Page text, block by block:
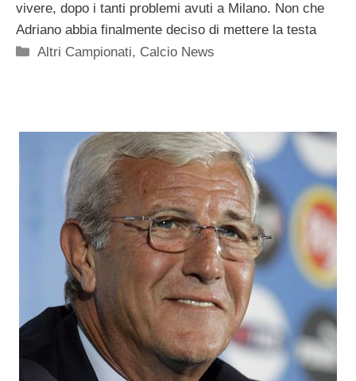
vivere, dopo i tanti problemi avuti a Milano. Non che
Adriano abbia finalmente deciso di mettere la testa
Categorie
Altri Campionati, Calcio News